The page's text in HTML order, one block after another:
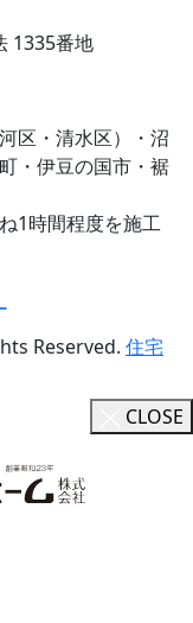
1335番地
区・清水区）・沼
・伊豆の国市・裾
1時間程度を施工
Reserved. 住宅
CLOSE